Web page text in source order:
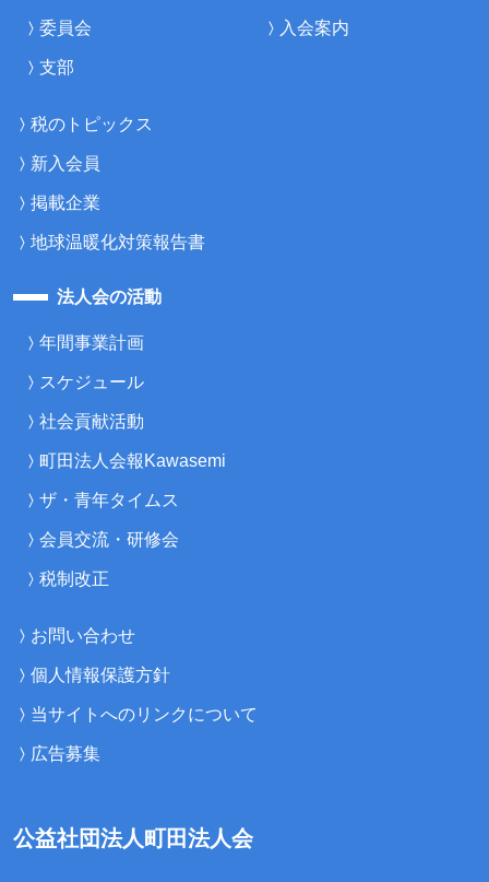
委員会
支部
入会案内
税のトピックス
新入会員
掲載企業
地球温暖化対策報告書
法人会の活動
年間事業計画
スケジュール
社会貢献活動
町田法人会報Kawasemi
ザ・青年タイムス
会員交流・研修会
税制改正
お問い合わせ
個人情報保護方針
当サイトへのリンクについて
広告募集
公益社団法人町田法人会